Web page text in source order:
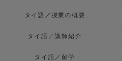
タイ語／授業の概要
タイ語／講師紹介
タイ語／留学